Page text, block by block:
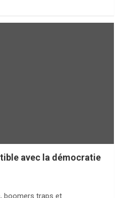
avec la démocratie
boomers traps et